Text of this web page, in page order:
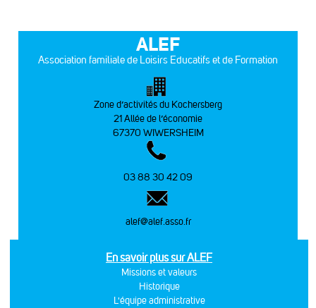
ALEF
Association familiale de Loisirs Educatifs et de Formation
Zone d’activités du Kochersberg
21 Allée de l’économie
67370 WIWERSHEIM
03 88 30 42 09
alef@alef.asso.fr
En savoir plus sur ALEF
Missions et valeurs
Historique
L'équipe administrative